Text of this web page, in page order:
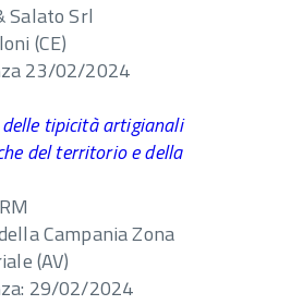
Salato Srl
(CE)
23/02/2024
delle tipicità artigianali
del territorio e della
Campania Zona
(AV)
29/02/2024